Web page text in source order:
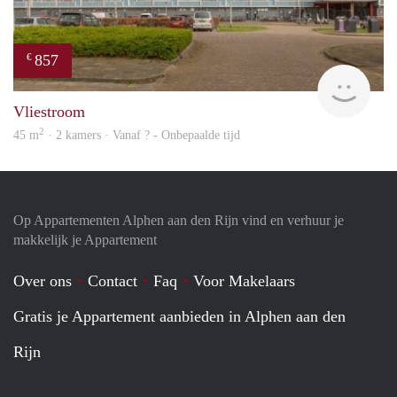
€ 857
Vliestroom
45 m2 · 2 kamers · Vanaf ? - Onbepaalde tijd
Op Appartementen Alphen aan den Rijn vind en verhuur je
makkelijk je Appartement
Over ons Contact Faq
Voor Makelaars
Gratis je Appartement aanbieden in Alphen aan den
Rijn